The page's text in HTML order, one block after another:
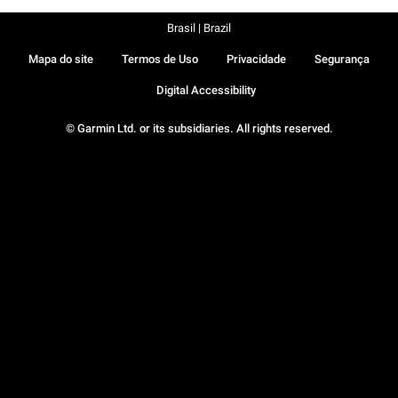
© Garmin Ltd. or its subsidiaries. All rights reserved.
Mapa do site Termos de Uso Privacidade Segurança
Digital Accessibility
Brasil | Brazil